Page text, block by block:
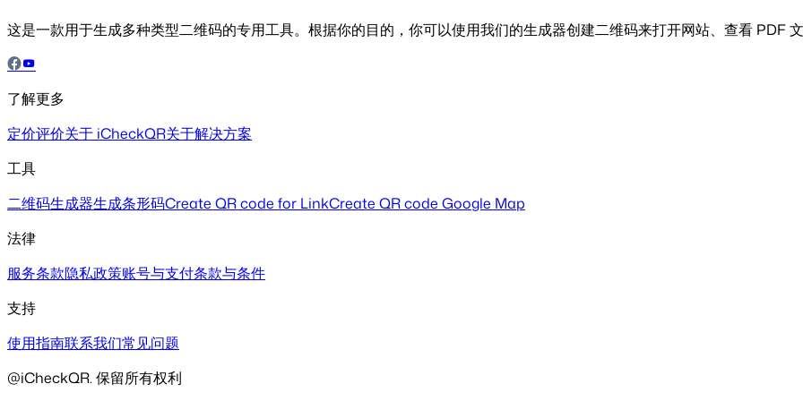
这是一款用于生成多种类型二维码的专用工具。根据你的目的，你可以使用我们的生成器创建二维码来打开网站、查看 PDF
了解更多
定价评价关于 iCheckQR关于解决方案
工具
二维码生成器生成条形码Create QR code for LinkCreate QR code Google Map
法律
服务条款隐私政策账号与支付条款与条件
支持
使用指南联系我们常见问题
@iCheckQR. 保留所有权利